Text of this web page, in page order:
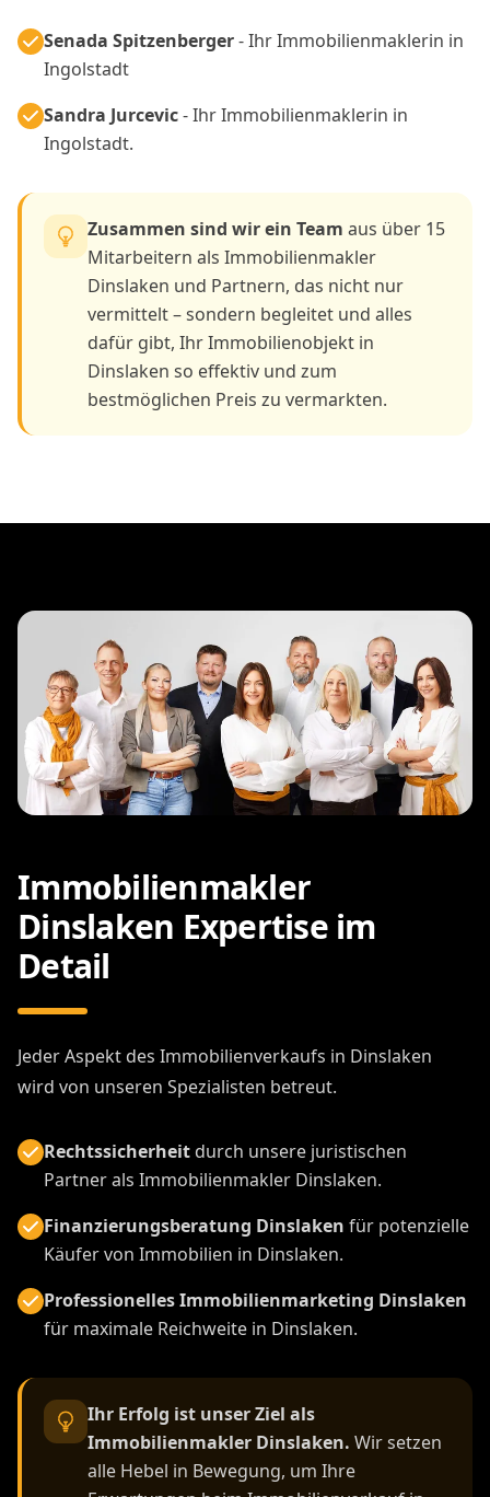
Senada Spitzenberger- Ihr Immobilienmaklerin in
Ingolstadt
Sandra Jurcevic- Ihr Immobilienmaklerin in
Ingolstadt.
Zusammen sind wir ein Team aus über 15
Mitarbeitern als Immobilienmakler
Dinslaken und Partnern, das nicht nur
vermittelt – sondern begleitet und alles
dafür gibt, Ihr Immobilienobjekt in
Dinslaken so effektiv und zum
bestmöglichen Preis zu vermarkten.
Immobilienmakler
Dinslaken Expertise im
Detail
Jeder Aspekt des Immobilienverkaufs in Dinslaken
wird von unseren Spezialisten betreut.
Rechtssicherheitdurch unsere juristischen
Partner als Immobilienmakler Dinslaken.
Finanzierungsberatung Dinslaken für potenzielle
Käufer von Immobilien in Dinslaken.
Professionelles Immobilienmarketing Dinslaken
für maximale Reichweite in Dinslaken.
Ihr Erfolg ist unser Ziel als
Immobilienmakler Dinslaken. Wir setzen
alle Hebel in Bewegung, um Ihre